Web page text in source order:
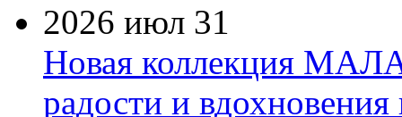
2026 июл 31
Новая коллекция
радости и